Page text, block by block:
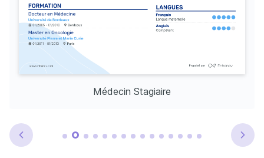
Médecin Stagiaire